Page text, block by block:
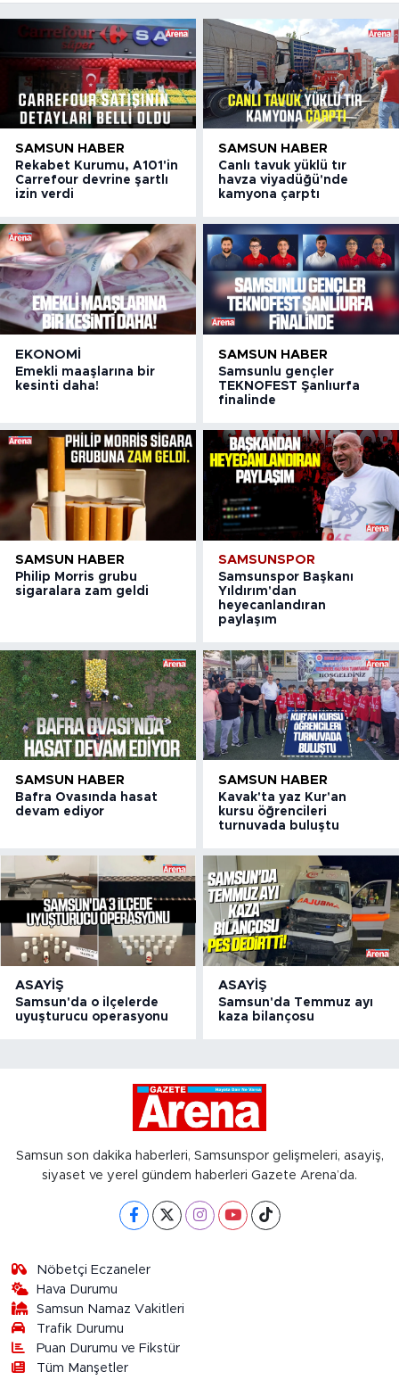
SAMSUN HABER
Rekabet Kurumu, A101'in
Carrefour devrine şartlı
izin verdi
SAMSUN HABER
Canlı tavuk yüklü tır
havza viyadüğü'nde
kamyona çarptı
EKONOMI
Emekli maaşlarına bir
kesinti daha!
SAMSUN HABER
Samsunlu gençler
TEKNOFEST Şanlıurfa
finalinde
SAMSUN HABER
Philip Morris grubu
sigaralara zam geldi
SAMSUNSPOR
Samsunspor Başkanı
Yıldırım'dan
heyecanlandıran
paylaşım
SAMSUN HABER
Bafra Ovasında hasat
devam ediyor
SAMSUN HABER
Kavak'ta yaz Kur'an
kursu öğrencileri
turnuvada buluştu
ASAYIŞ
Samsun'da o ilçelerde
uyuşturucu operasyonu
ASAYIŞ
Samsun'da Temmuz ayı
kaza bilançosu
Samsun son dakika haberleri, Samsunspor gelişmeleri, asayiş,
siyaset ve yerel gündem haberleri Gazete Arena’da.
Nöbetçi Eczaneler
Hava Durumu
Samsun Namaz Vakitleri
Trafik Durumu
Puan Durumu ve Fikstür
Tüm Manşetler